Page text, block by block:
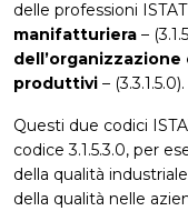
delle professioni
manifatturiera –
produttivi – (3.3.1.5.0).
Questi due codici
codice 3.1.5.3.0, per
della qualità
della qualità nelle